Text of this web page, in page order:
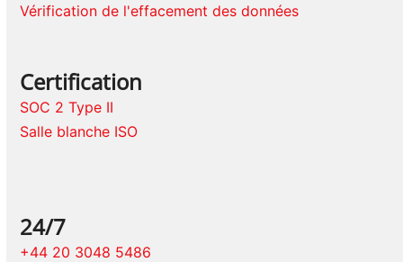
Vérification de l'effacement des données
Certification
SOC 2 Type II
Salle blanche ISO
24/7
+44 20 3048 5486